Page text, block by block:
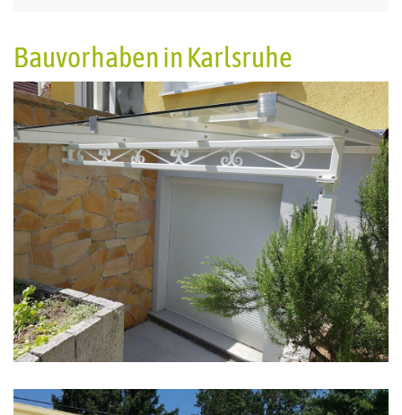
Bauvorhaben in Karlsruhe